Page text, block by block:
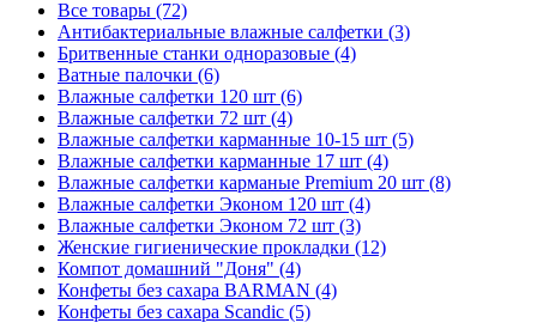
Все товары (72)
Антибактериальные влажные салфетки (3)
Бритвенные станки одноразовые (4)
Ватные палочки (6)
Влажные салфетки 120 шт (6)
Влажные салфетки 72 шт (4)
Влажные салфетки карманные 10-15 шт (5)
Влажные салфетки карманные 17 шт (4)
Влажные салфетки карманые Premium 20 шт (8)
Влажные салфетки Эконом 120 шт (4)
Влажные салфетки Эконом 72 шт (3)
Женские гигиенические прокладки (12)
Компот домашний "Доня" (4)
Конфеты без сахара BARMAN (4)
Конфеты без сахара Scandic (5)